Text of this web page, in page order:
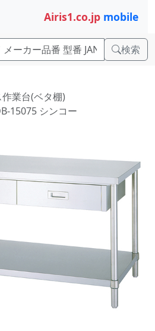
Airis1.co.jp mobile
検索
業台(ベタ棚)
15075 シンコー